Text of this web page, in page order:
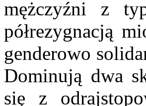
mężczyźni z
półrezygnacją
genderowo
Dominują dwa
się z